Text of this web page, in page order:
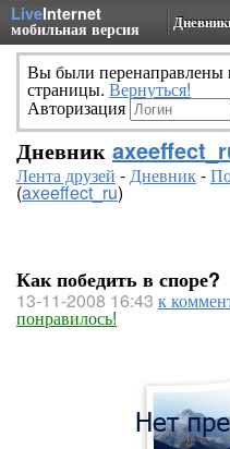
LiveInternet
мобильная версия
Вы были
страницы. Вернуться!
Авторизация
Дневник
Лента друзей -Дневник-
(axeeffect_ru)
Как победить в споре?
13-11-2008 16:43 к
понравилось!